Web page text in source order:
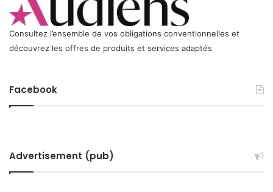
Consultez l’ensemble de vos obligations conventionnelles et
découvrez les offres de produits et services adaptés
Facebook
Advertisement (pub)